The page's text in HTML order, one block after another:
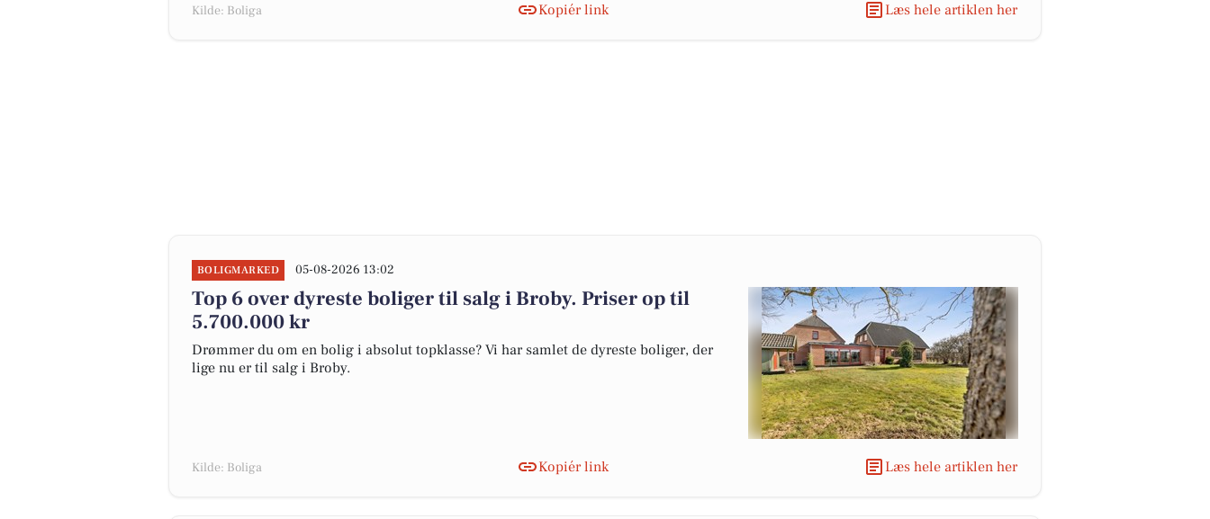
Kilde: Boliga Kopiér link Læs hele artiklen her
BOLIGMARKED 05-08-2026 13:02
Top 6 over dyreste boliger til salg i Broby. Priser op til
5.700.000 kr
Drømmer du om en bolig i absolut topklasse? Vi har samlet de dyreste boliger, der
lige nu er til salg i Broby.
Kilde: Boliga Kopiér link Læs hele artiklen her